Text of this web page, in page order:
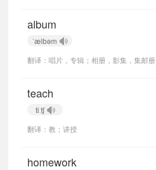
album
ˈælbəm
翻译：唱片，专辑；相册，影集，集邮册
teach
tiːtʃ
翻译：教；讲授
homework